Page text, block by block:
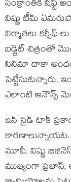
సంక్రాంతికి
విష్ణు టీమ్
నిర్మాతలు కర్చీఫ్
బడ్జెట్ చిత్రంతో
సినిమా దాకా
పెట్టేసుకున్నారు.
ఎలాంటి అనౌన్స్
ఇన్ సైడ్ టాక్
కారణాలున్నాయట.
మూవీ. విష్ణు
ముఖ్యంగా